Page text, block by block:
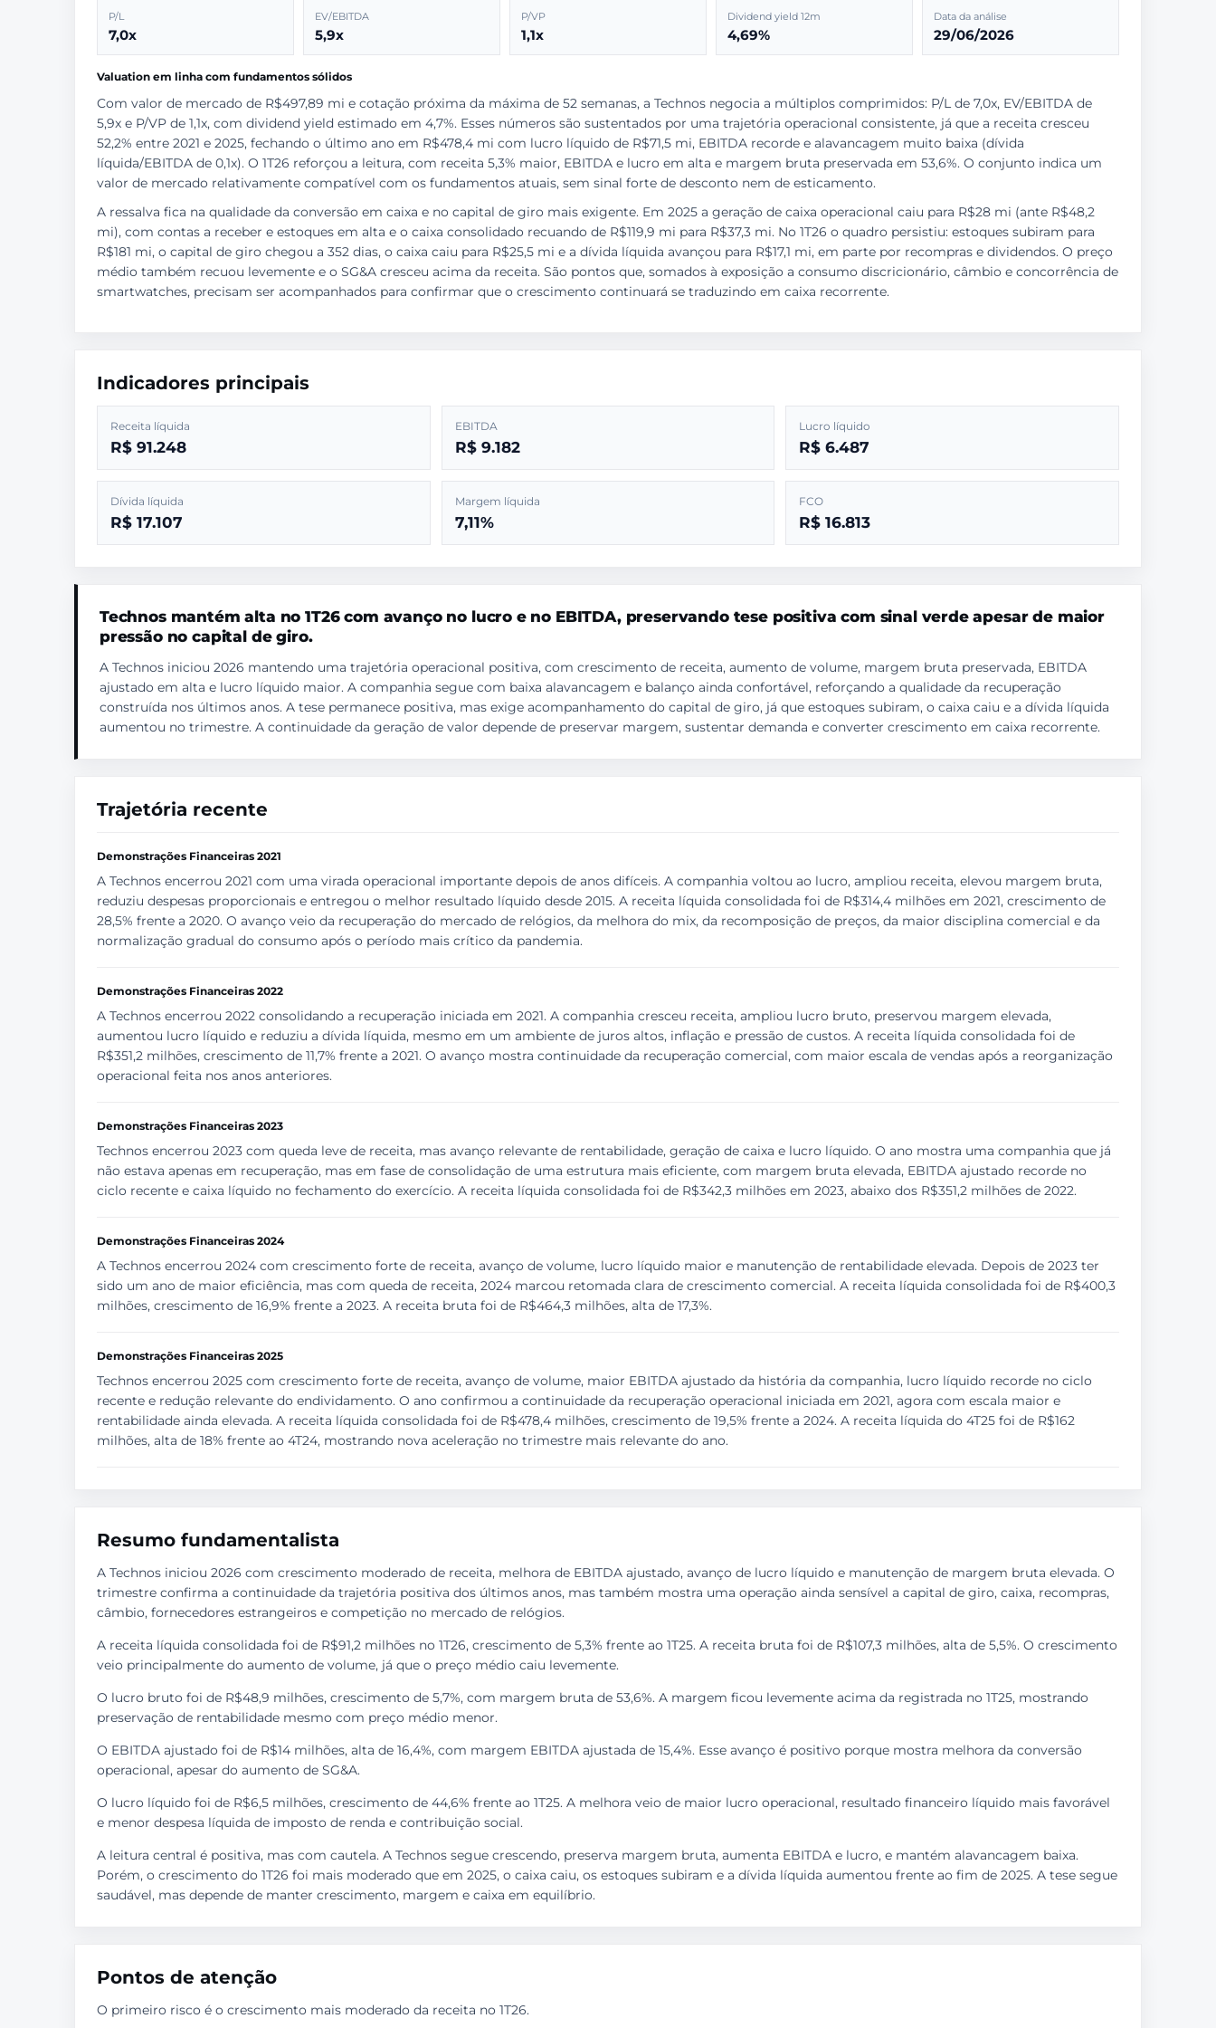
P/L
7,0x
EV/EBITDA
5,9x
P/VP
1,1x
Dividend yield 12m
4,69%
Data da análise
29/06/2026
Valuation em linha com fundamentos sólidos
Com valor de mercado de R$497,89 mi e cotação próxima da máxima de 52 semanas, a Technos negocia a múltiplos comprimidos: P/L de 7,0x, EV/EBITDA de
5,9x e P/VP de 1,1x, com dividend yield estimado em 4,7%. Esses números são sustentados por uma trajetória operacional consistente, já que a receita cresceu
52,2% entre 2021 e 2025, fechando o último ano em R$478,4 mi com lucro líquido de R$71,5 mi, EBITDA recorde e alavancagem muito baixa (dívida
líquida/EBITDA de 0,1x). O 1T26 reforçou a leitura, com receita 5,3% maior, EBITDA e lucro em alta e margem bruta preservada em 53,6%. O conjunto indica um
valor de mercado relativamente compatível com os fundamentos atuais, sem sinal forte de desconto nem de esticamento.
A ressalva fica na qualidade da conversão em caixa e no capital de giro mais exigente. Em 2025 a geração de caixa operacional caiu para R$28 mi (ante R$48,2
mi), com contas a receber e estoques em alta e o caixa consolidado recuando de R$119,9 mi para R$37,3 mi. No 1T26 o quadro persistiu: estoques subiram para
R$181 mi, o capital de giro chegou a 352 dias, o caixa caiu para R$25,5 mi e a dívida líquida avançou para R$17,1 mi, em parte por recompras e dividendos. O preço
médio também recuou levemente e o SG&A cresceu acima da receita. São pontos que, somados à exposição a consumo discricionário, câmbio e concorrência de
smartwatches, precisam ser acompanhados para confirmar que o crescimento continuará se traduzindo em caixa recorrente.
Indicadores principais
Receita líquida
R$ 91.248
EBITDA
R$ 9.182
Lucro líquido
R$ 6.487
Dívida líquida
R$ 17.107
Margem líquida
7,11%
FCO
R$ 16.813
Technos mantém alta no 1T26 com avanço no lucro e no EBITDA, preservando tese positiva com sinal verde apesar de maior
pressão no capital de giro.
A Technos iniciou 2026 mantendo uma trajetória operacional positiva, com crescimento de receita, aumento de volume, margem bruta preservada, EBITDA
ajustado em alta e lucro líquido maior. A companhia segue com baixa alavancagem e balanço ainda confortável, reforçando a qualidade da recuperação
construída nos últimos anos. A tese permanece positiva, mas exige acompanhamento do capital de giro, já que estoques subiram, o caixa caiu e a dívida líquida
aumentou no trimestre. A continuidade da geração de valor depende de preservar margem, sustentar demanda e converter crescimento em caixa recorrente.
Trajetória recente
Demonstrações Financeiras 2021
A Technos encerrou 2021 com uma virada operacional importante depois de anos difíceis. A companhia voltou ao lucro, ampliou receita, elevou margem bruta,
reduziu despesas proporcionais e entregou o melhor resultado líquido desde 2015. A receita líquida consolidada foi de R$314,4 milhões em 2021, crescimento de
28,5% frente a 2020. O avanço veio da recuperação do mercado de relógios, da melhora do mix, da recomposição de preços, da maior disciplina comercial e da
normalização gradual do consumo após o período mais crítico da pandemia.
Demonstrações Financeiras 2022
A Technos encerrou 2022 consolidando a recuperação iniciada em 2021. A companhia cresceu receita, ampliou lucro bruto, preservou margem elevada,
aumentou lucro líquido e reduziu a dívida líquida, mesmo em um ambiente de juros altos, inflação e pressão de custos. A receita líquida consolidada foi de
R$351,2 milhões, crescimento de 11,7% frente a 2021. O avanço mostra continuidade da recuperação comercial, com maior escala de vendas após a reorganização
operacional feita nos anos anteriores.
Demonstrações Financeiras 2023
Technos encerrou 2023 com queda leve de receita, mas avanço relevante de rentabilidade, geração de caixa e lucro líquido. O ano mostra uma companhia que já
não estava apenas em recuperação, mas em fase de consolidação de uma estrutura mais eficiente, com margem bruta elevada, EBITDA ajustado recorde no
ciclo recente e caixa líquido no fechamento do exercício. A receita líquida consolidada foi de R$342,3 milhões em 2023, abaixo dos R$351,2 milhões de 2022.
Demonstrações Financeiras 2024
A Technos encerrou 2024 com crescimento forte de receita, avanço de volume, lucro líquido maior e manutenção de rentabilidade elevada. Depois de 2023 ter
sido um ano de maior eficiência, mas com queda de receita, 2024 marcou retomada clara de crescimento comercial. A receita líquida consolidada foi de R$400,3
milhões, crescimento de 16,9% frente a 2023. A receita bruta foi de R$464,3 milhões, alta de 17,3%.
Demonstrações Financeiras 2025
Technos encerrou 2025 com crescimento forte de receita, avanço de volume, maior EBITDA ajustado da história da companhia, lucro líquido recorde no ciclo
recente e redução relevante do endividamento. O ano confirmou a continuidade da recuperação operacional iniciada em 2021, agora com escala maior e
rentabilidade ainda elevada. A receita líquida consolidada foi de R$478,4 milhões, crescimento de 19,5% frente a 2024. A receita líquida do 4T25 foi de R$162
milhões, alta de 18% frente ao 4T24, mostrando nova aceleração no trimestre mais relevante do ano.
Resumo fundamentalista
A Technos iniciou 2026 com crescimento moderado de receita, melhora de EBITDA ajustado, avanço de lucro líquido e manutenção de margem bruta elevada. O
trimestre confirma a continuidade da trajetória positiva dos últimos anos, mas também mostra uma operação ainda sensível a capital de giro, caixa, recompras,
câmbio, fornecedores estrangeiros e competição no mercado de relógios.
A receita líquida consolidada foi de R$91,2 milhões no 1T26, crescimento de 5,3% frente ao 1T25. A receita bruta foi de R$107,3 milhões, alta de 5,5%. O crescimento
veio principalmente do aumento de volume, já que o preço médio caiu levemente.
O lucro bruto foi de R$48,9 milhões, crescimento de 5,7%, com margem bruta de 53,6%. A margem ficou levemente acima da registrada no 1T25, mostrando
preservação de rentabilidade mesmo com preço médio menor.
O EBITDA ajustado foi de R$14 milhões, alta de 16,4%, com margem EBITDA ajustada de 15,4%. Esse avanço é positivo porque mostra melhora da conversão
operacional, apesar do aumento de SG&A.
O lucro líquido foi de R$6,5 milhões, crescimento de 44,6% frente ao 1T25. A melhora veio de maior lucro operacional, resultado financeiro líquido mais favorável
e menor despesa líquida de imposto de renda e contribuição social.
A leitura central é positiva, mas com cautela. A Technos segue crescendo, preserva margem bruta, aumenta EBITDA e lucro, e mantém alavancagem baixa.
Porém, o crescimento do 1T26 foi mais moderado que em 2025, o caixa caiu, os estoques subiram e a dívida líquida aumentou frente ao fim de 2025. A tese segue
saudável, mas depende de manter crescimento, margem e caixa em equilíbrio.
Pontos de atenção
O primeiro risco é o crescimento mais moderado da receita no 1T26.